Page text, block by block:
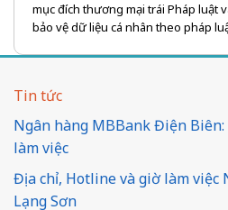
mục đích thương mại trái Pháp luật
bảo vệ dữ liệu cá nhân theo pháp
Tin tức
Ngân hàng MBBank Điện
làm việc
Địa chỉ, Hotline và giờ làm việc
Lạng Sơn